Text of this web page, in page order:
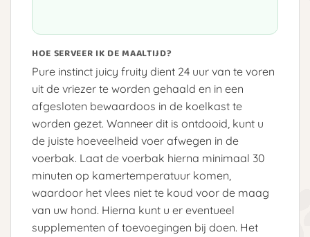
HOE SERVEER IK DE MAALTIJD?
Pure instinct juicy fruity dient 24 uur van te voren
uit de vriezer te worden gehaald en in een
afgesloten bewaardoos in de koelkast te
worden gezet. Wanneer dit is ontdooid, kunt u
de juiste hoeveelheid voer afwegen in de
voerbak. Laat de voerbak hierna minimaal 30
minuten op kamertemperatuur komen,
waardoor het vlees niet te koud voor de maag
van uw hond. Hierna kunt u er eventueel
supplementen of toevoegingen bij doen. Het